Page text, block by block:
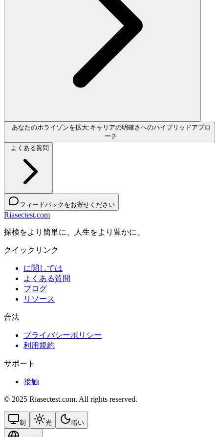
あなたのホライゾンを拡大:キャリアの明確さへのハイブリッドアプロ
ーチ
よくある質問
フィードバックをお寄せください
Riasectest.com
探検をより簡単に、人生をより豊かに。
クイックリンク
に関しては
よくある質問
ブログ
リソース
合法
プライバシーポリシー
利用規約
サポート
接触
© 2025 Riasectest.com. All rights reserved.
制 光 暗い